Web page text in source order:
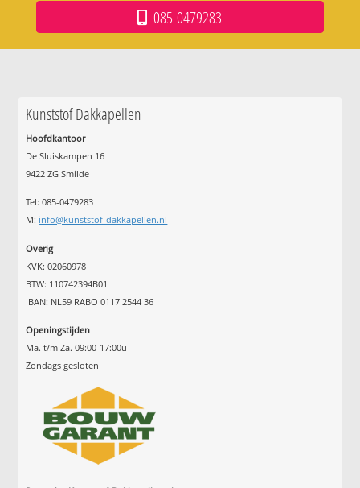
085-0479283
Kunststof Dakkapellen
Hoofdkantoor
De Sluiskampen 16
9422 ZG Smilde
Tel: 085-0479283
M: info@kunststof-dakkapellen.nl
Overig
KVK: 02060978
BTW: 110742394B01
IBAN: NL59 RABO 0117 2544 36
Openingstijden
Ma. t/m Za. 09:00-17:00u
Zondags gesloten